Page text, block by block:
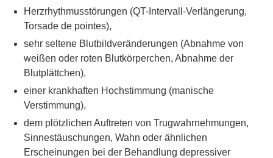
Herzrhythmusstörungen (QT-Intervall-Verlängerung,
Torsade de pointes),
sehr seltene Blutbildveränderungen (Abnahme von
weißen oder roten Blutkörperchen, Abnahme der
Blutplättchen),
einer krankhaften Hochstimmung (manische
Verstimmung),
dem plötzlichen Auftreten von Trugwahrnehmungen,
Sinnestäuschungen, Wahn oder ähnlichen
Erscheinungen bei der Behandlung depressiver